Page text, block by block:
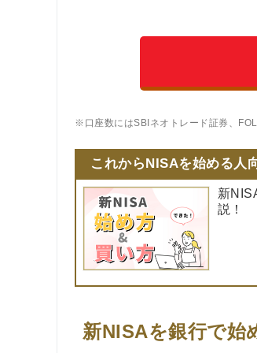
※口座数にはSBIネオトレード証券、
これからNISAを始める人
新
説！
新NISAを銀行で始